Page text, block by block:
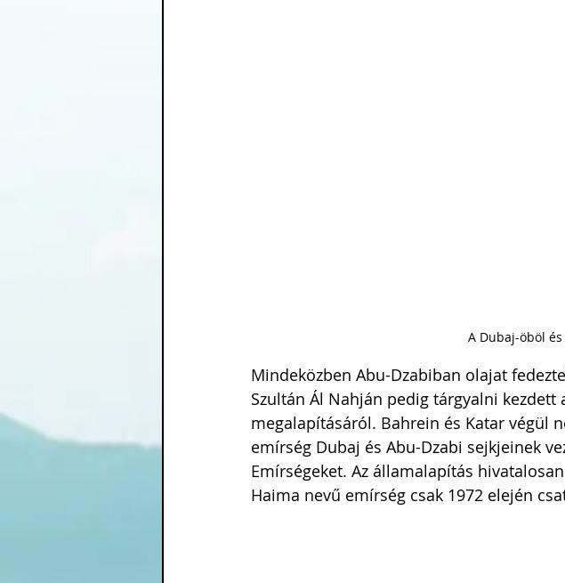
A Dubaj-öböl
Mindeközben Abu-Dzabiban olajat
Szultán Ál Nahján pedig tárgyalni
megalapításáról. Bahrein és Katar végül
emírség Dubaj és Abu-Dzabi sejkjeinek
Emírségeket. Az államalapítás
Haima nevű emírség csak 1972 elején